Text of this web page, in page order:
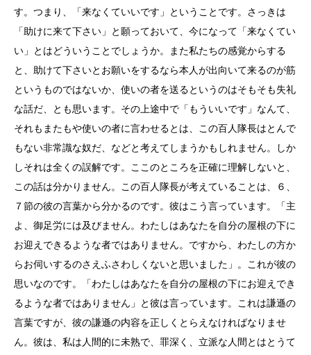
す。つまり、「来なくていいです」ということです。さっきは
「助けに来て下さい」と願っておいて、今になって「来なくてい
い」とはどういうことでしょうか。また私たちの感覚からする
と、助けて下さいとお願いをするなら本人が出向いて来るのが筋
というものではないか、使いの者を送るというのはそもそも失礼
な話だ、とも思います。その上途中で「もういいです」なんて、
それもまたもや使いの者に言わせるとは、この百人隊長はとんで
もない非常識な奴だ、などと考えてしまうかもしれません。しか
しそれは全くの誤解です。ここのところを正確に理解しないと、
この話は分かりません。この百人隊長が考えていることは、６、
７節の彼の言葉から分かるのです。彼はこう言っています。「主
よ、御足労には及びません。わたしはあなたを自分の屋根の下に
お迎えできるような者ではありません。ですから、わたしの方か
らお伺いするのさえふさわしくないと思いました」。これが彼の
思いなのです。「わたしはあなたを自分の屋根の下にお迎えでき
るような者ではありません」と彼は言っています。これは謙遜の
言葉ですが、彼の謙遜の内容を正しくとらえなければなりませ
ん。彼は、私は人間的に未熟で、罪深く、立派な人間とはとうて